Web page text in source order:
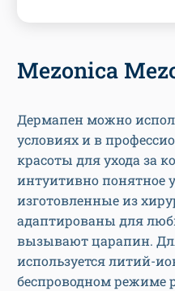
Mezonica
Дермапен можно
условиях и в
красоты для ухода за
интуитивно понятное
изготовленные из
адаптированы для
вызывают царапин.
используется литий-
беспроводном режиме